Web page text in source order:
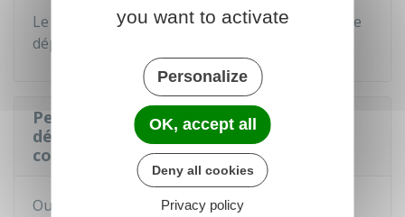
Le montant de la bourse est variable selon votre
département de résidence.
Peut-on cumuler une bourse
départementale et une bourse
communale ?
Oui, les bourses du département et de la
you want to activate
Personalize
OK, accept all
Deny all cookies
Privacy policy